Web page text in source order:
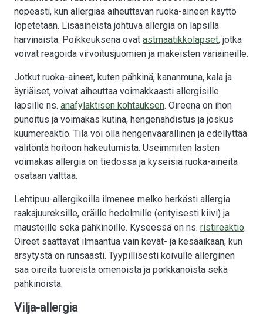
nopeasti, kun allergiaa aiheuttavan ruoka-aineen käyttö
lopetetaan. Lisäaineista johtuva allergia on lapsilla
harvinaista. Poikkeuksena ovat astmaatikkolapset, jotka
voivat reagoida virvoitusjuomien ja makeisten väriaineille.
Jotkut ruoka-aineet, kuten pähkinä, kananmuna, kala ja
äyriäiset, voivat aiheuttaa voimakkaasti allergisille
lapsille ns. anafylaktisen kohtauksen. Oireena on ihon
punoitus ja voimakas kutina, hengenahdistus ja joskus
kuumereaktio. Tila voi olla hengenvaarallinen ja edellyttää
välitöntä hoitoon hakeutumista. Useimmiten lasten
voimakas allergia on tiedossa ja kyseisiä ruoka-aineita
osataan välttää.
Lehtipuu-allergikoilla ilmenee melko herkästi allergia
raakajuureksille, eräille hedelmille (erityisesti kiivi) ja
mausteille sekä pähkinöille. Kyseessä on ns. ristireaktio.
Oireet saattavat ilmaantua vain kevät- ja kesäaikaan, kun
ärsytystä on runsaasti. Tyypillisesti koivulle allerginen
saa oireita tuoreista omenoista ja porkkanoista sekä
pähkinöistä.
Vilja-allergia